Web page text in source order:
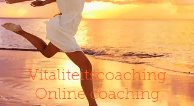
Vitaliteitscoaching
Online coaching